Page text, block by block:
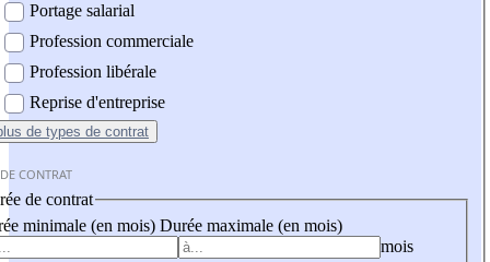
Portage salarial
Profession commerciale
Profession libérale
Reprise d'entreprise
de types de contrat
CONTRAT
de contrat
minimale (en mois) Durée maximale (en mois)
mois